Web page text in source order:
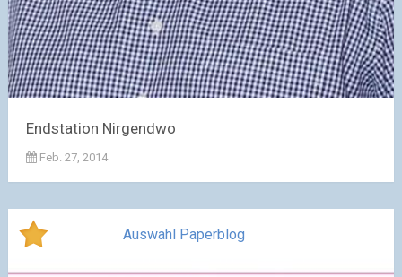
Endstation Nirgendwo
Feb. 27, 2014
Auswahl Paperblog